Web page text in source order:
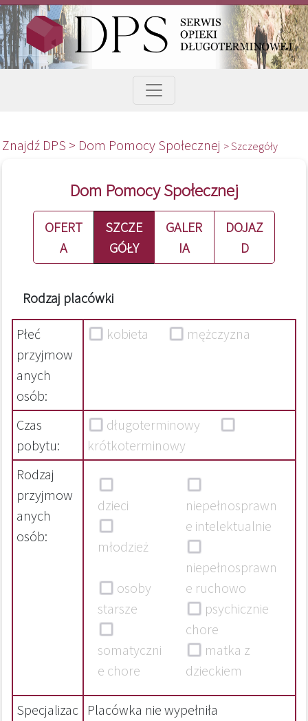
Znajdź DPS > Dom Pomocy Społecznej > Szczegóły
Dom Pomocy Społecznej
OFERT
A
SZCZE
GÓŁY
GALER
IA
DOJAZ
D
Rodzaj placówki
Płeć
przyjmow
anych
osób:
kobieta mężczyzna
Czas
pobytu:
długoterminowy
krótkoterminowy
Rodzaj
przyjmow
anych
osób:
dzieci
młodzież
osoby
starsze
somatyczni
e chore
niepełnosprawn
e intelektualnie
niepełnosprawn
e ruchowo
psychicznie
chore
matka z
dzieckiem
Specjalizac
Placówka nie wypełniła